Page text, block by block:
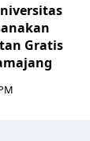
Gratis